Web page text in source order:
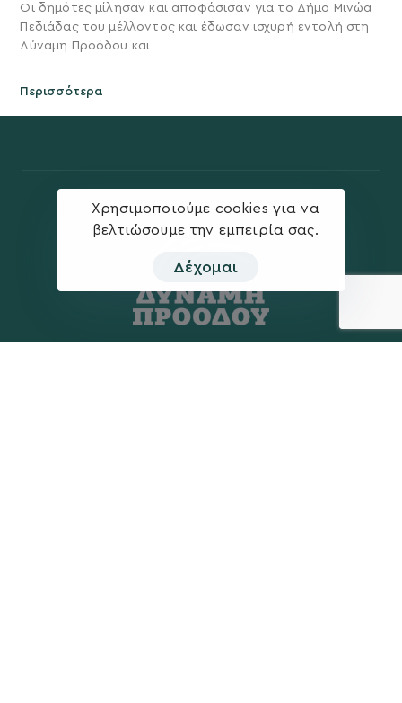
Οι δημότες μίλησαν και αποφάσισαν για το Δήμο Μινώα
Πεδιάδας του μέλλοντος και έδωσαν ισχυρή εντολή στη
Δύναμη Προόδου και
Περισσότερα
Χρησιμοποιούμε cookies για να
βελτιώσουμε την εμπειρία σας.
Δέχομαι